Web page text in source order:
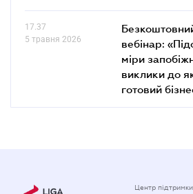
17.37
5 травня 2026
вебінар:
міри
виклики до
готовий
Центр